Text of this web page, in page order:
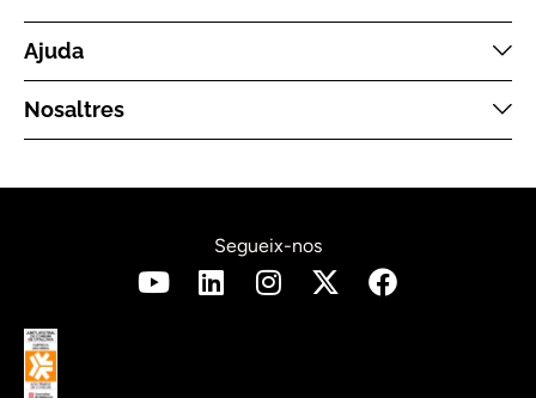
Ajuda
Nosaltres
Segueix-nos